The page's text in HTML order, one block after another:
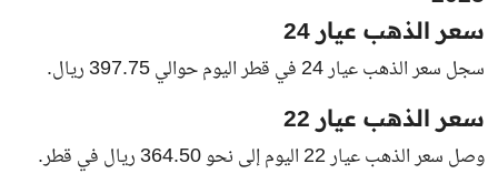
سعر الذهب عيار 24
سجل سعر الذهب عيار 24 في قطر اليوم حوالي 397.75 ريال.
سعر الذهب عيار 22
وصل سعر الذهب عيار 22 اليوم إلى نحو 364.50 ريال في قطر.